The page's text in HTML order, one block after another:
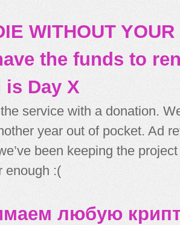
WITHOUT
the funds to
Day X
service with a donation.
year out of pocket. Ad
been keeping the
enough :(
любую